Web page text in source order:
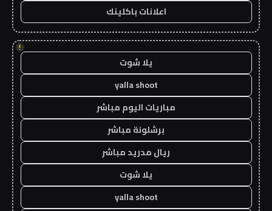
اعلانات باكلينك
!
يلا شوت
yalla shoot
مباريات اليوم مباشر
برشلونة مباشر
ريال مدريد مباشر
يلا شوت
yalla shoot